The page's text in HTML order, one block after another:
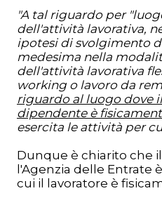
"A tal riguardo per
dell'attività lavorativa,
ipotesi di svolgimento
medesima nella
dell'attività lavorativa
working o lavoro da
riguardo al luogo dove
dipendente è
esercita le attività per
Dunque è chiarito che
l'Agenzia delle Entrate
cui il lavoratore è